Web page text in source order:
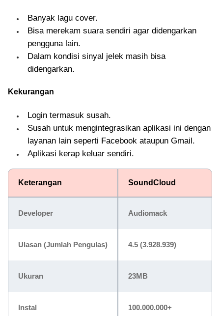
Banyak lagu cover.
Bisa merekam suara sendiri agar didengarkan
pengguna lain.
Dalam kondisi sinyal jelek masih bisa
didengarkan.
Kekurangan
Login termasuk susah.
Susah untuk mengintegrasikan aplikasi ini dengan
layanan lain seperti Facebook ataupun Gmail.
Aplikasi kerap keluar sendiri.
Keterangan SoundCloud
Developer Audiomack
Ulasan (Jumlah Pengulas) 4.5 (3.928.939)
Ukuran 23MB
Instal 100.000.000+